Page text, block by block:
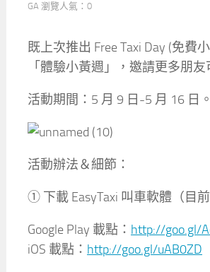
GA 瀏覽人氣：0
既上次推出 Free Taxi Day (免費
「體驗小黃週」，邀請更多朋友
活動期間：5 月 9 日-5 月 16 日。
活動辦法＆細節：
① 下載 EasyTaxi 叫車軟體（目
Google Play 載點： http://goo.gl/
iOS 載點： http://goo.gl/uAB0ZD